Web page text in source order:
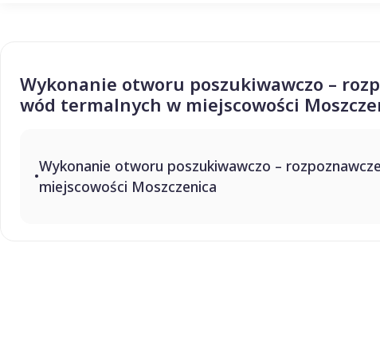
Wykonanie otworu poszukiwawczo –
wód termalnych w miejscowości
Wykonanie otworu poszukiwawczo –
miejscowości Moszczenica